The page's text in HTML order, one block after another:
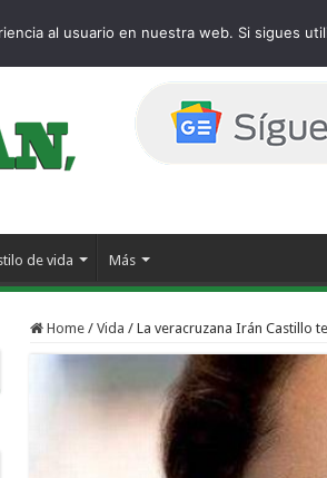
de vida Más
Home / Vida / La veracruzana Irán Castillo
al usuario en nuestra web. Si sigues